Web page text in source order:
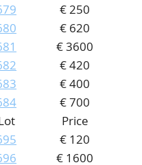
€ 250
€ 620
€ 3600
€ 420
€ 400
€ 700
Price
€ 120
€ 1600